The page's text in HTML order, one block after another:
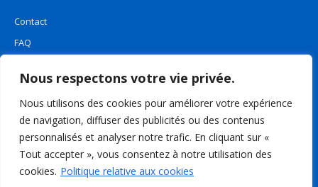
Nous respectons votre vie privée.
Nous utilisons des cookies pour améliorer votre expérience
de navigation, diffuser des publicités ou des contenus
personnalisés et analyser notre trafic. En cliquant sur «
Tout accepter », vous consentez à notre utilisation des
cookies. Politique relative aux cookies
Facebook
s'ouvre
une
nouvelle
fenêtre
YouTube
une
nouvelle
fenêtre
une
nouvelle
fenêtre
une
nouvelle
fenêtre
Contact
FAQ
Mentions légales
Politique de confidentialité
Rechercher